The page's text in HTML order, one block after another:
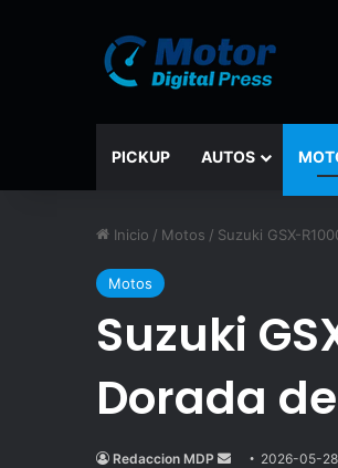
PICKUP AUTOS
Inicio / Motos / Suzuki GSX-
Motos
Suzuki
Dorada
Redaccion MDP
Send2026-05-28